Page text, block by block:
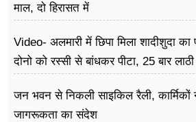
माल, दो हिरासत में
Video- अलमारी में छिपा मिला शादीशुदा का
दोनो को रस्सी से बांधकर पीटा, 25 बार लाठी
जन भवन से निकली साइकिल रैली,
जागरूकता का संदेश